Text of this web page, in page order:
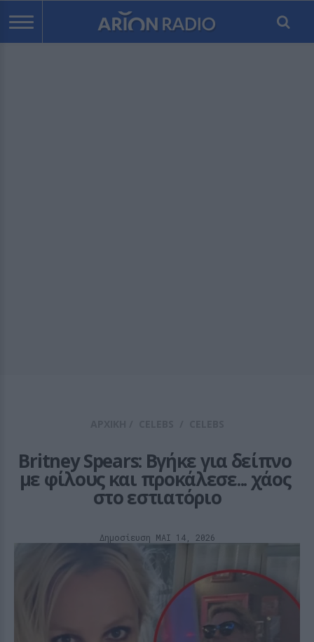
Britney Spears: Βγήκε για δείπνο
με φίλους και προκάλεσε... χάος
στο εστιατόριο
Δημοσίευση ΜΑΙ 14, 2026